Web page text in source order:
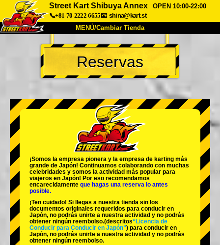
Street Kart Shibuya Annex
OPEN 10:00-22:00
📞+81-70-2222-6655📧 shina@kart.st
MENÚ/Cambiar Tienda
INICIO
Acerca de Especificaciones Precios
Preguntas Frecuentes
Empresa Reservas
Cambiar Tienda
Tokyo Shinagawa Tokyo Akihabara#1
Tokyo Akihabara#2
Tokyo Shibuya Annex Tokyo Bay
Tokyo Asakusa
Reservas
¡Somos la empresa pionera y la empresa de karting más
grande de Japón! Continuamos colaborando con muchas
celebridades y somos la actividad más popular para
viajeros en Japón! Por eso recomendamos
encarecidamente que hagas una reserva lo antes
posible.
¡Ten cuidado! Si llegas a nuestra tienda sin los
documentos originales requeridos para conducir en
Japón, no podrás unirte a nuestra actividad y no podrás
obtener ningún reembolso.(descritos“Licencia de
Conducir para Conducir en Japón”) para conducir en
Japón, no podrás unirte a nuestra actividad y no podrás
obtener ningún reembolso.